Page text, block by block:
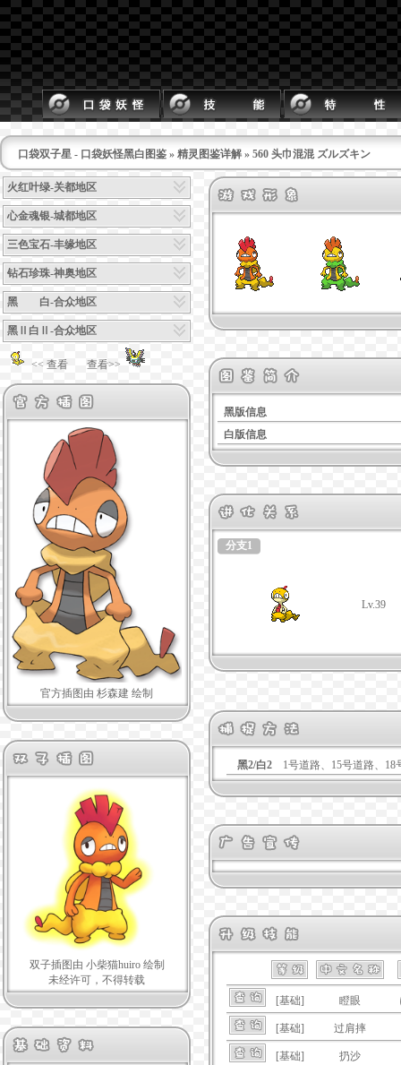
口袋双子星 - 口袋妖怪黑白图鉴 » 精灵图鉴详解 » 560 头巾混混 ズルズキン
火红叶绿-关都地区
心金魂银-城都地区
三色宝石-丰缘地区
钻石珍珠-神奥地区
黑 白-合众地区
黑Ⅱ白Ⅱ-合众地区
<< 查看 查看>>
官方插图由 杉森建 绘制
双子插图由 小柴猫huiro 绘制
未经许可，不得转载
黑版信息
白版信息
分支1
Lv.39
黑2/白2 1号道路、15号道路、18
[基础] 瞪眼
[基础] 过肩摔
[基础] 扔沙